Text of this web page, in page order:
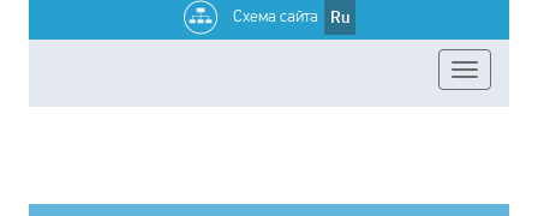
Схема сайта Ru